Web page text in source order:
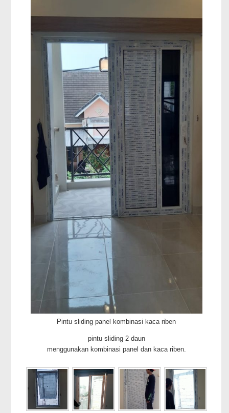
Pintu sliding panel kombinasi kaca riben
pintu sliding 2 daun
menggunakan kombinasi panel dan kaca riben.